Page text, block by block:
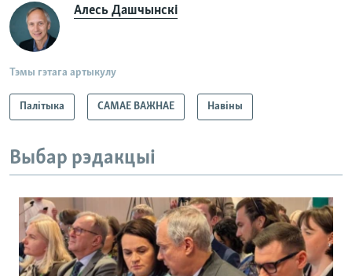
Алесь Дашчынскі
Тэмы гэтага артыкулу
Палітыка САМАЕ ВАЖНАЕ Навіны
Выбар рэдакцыі